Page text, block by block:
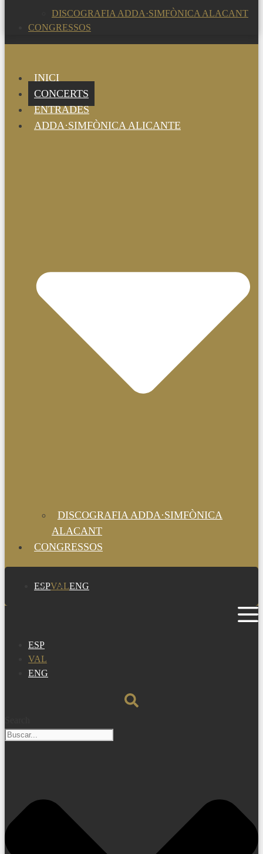
DISCOGRAFIA ADDA·SIMFÒNICA ALACANT
CONGRESSOS
INICI
CONCERTS
ENTRADES
ADDA·SIMFÒNICA ALICANTE
DISCOGRAFIA ADDA·SIMFÒNICA
ALACANT
CONGRESSOS
ESPVALENG
ESP
VAL
ENG